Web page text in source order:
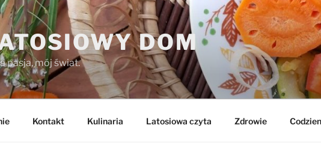
DOM
pasja, mój świat.
Kontakt Kulinaria Latosiowa czyta Zdrowie